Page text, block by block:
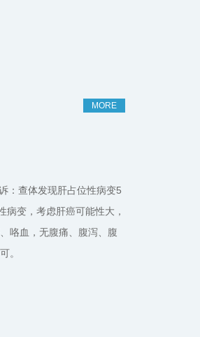
MORE
：查体发现肝占位性病变5
变，考虑肝癌可能性大，
咯血，无腹痛、腹泻、腹
。